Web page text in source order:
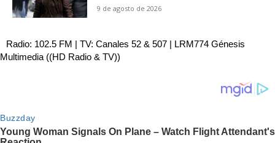
9 de agosto de 2026
Radio: 102.5 FM | TV: Canales 52 & 507 | LRM774 Génesis
Multimedia ((HD Radio & TV))